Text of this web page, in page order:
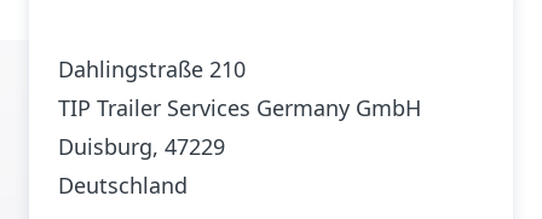
Dahlingstraße 210
TIP Trailer Services Germany GmbH
Duisburg, 47229
Deutschland